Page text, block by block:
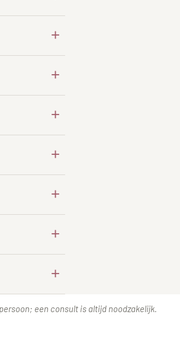
+
+
+
+
+
+
+
een consult is altijd noodzakelijk.